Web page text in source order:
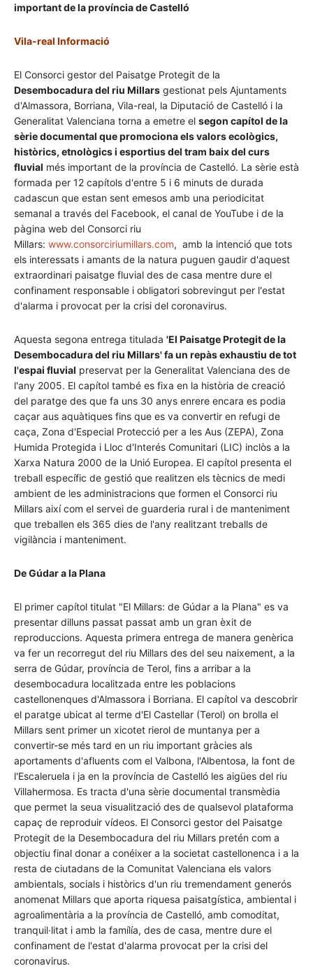
important de la província de Castelló
Vila-real Informació
El Consorci gestor del Paisatge Protegit de la
Desembocadura del riu Millars gestionat pels Ajuntaments
d'Almassora, Borriana, Vila-real, la Diputació de Castelló i la
Generalitat Valenciana torna a emetre el segon capítol de la
sèrie documental que promociona els valors ecològics,
històrics, etnològics i esportius del tram baix del curs
fluvial més important de la província de Castelló. La sèrie està
formada per 12 capítols d'entre 5 i 6 minuts de durada
cadascun que estan sent emesos amb una periodicitat
semanal a través del Facebook, el canal de YouTube i de la
pàgina web del Consorci riu
Millars: www.consorciriumillars.com, amb la intenció que tots
els interessats i amants de la natura puguen gaudir d'aquest
extraordinari paisatge fluvial des de casa mentre dure el
confinament responsable i obligatori sobrevingut per l'estat
d'alarma i provocat per la crisi del coronavirus.
Aquesta segona entrega titulada 'El Paisatge Protegit de la
Desembocadura del riu Millars' fa un repàs exhaustiu de tot
l'espai fluvial preservat per la Generalitat Valenciana des de
l'any 2005. El capítol també es fixa en la història de creació
del paratge des que fa uns 30 anys enrere encara es podia
caçar aus aquàtiques fins que es va convertir en refugi de
caça, Zona d'Especial Protecció per a les Aus (ZEPA), Zona
Humida Protegida i Lloc d'Interés Comunitari (LIC) inclòs a la
Xarxa Natura 2000 de la Unió Europea. El capítol presenta el
treball específic de gestió que realitzen els tècnics de medi
ambient de les administracions que formen el Consorci riu
Millars així com el servei de guarderia rural i de manteniment
que treballen els 365 dies de l'any realitzant treballs de
vigilància i manteniment.
De Gúdar a la Plana
El primer capítol titulat "El Millars: de Gúdar a la Plana" es va
presentar dilluns passat passat amb un gran èxit de
reproduccions. Aquesta primera entrega de manera genèrica
va fer un recorregut del riu Millars des del seu naixement, a la
serra de Gúdar, província de Terol, fins a arribar a la
desembocadura localitzada entre les poblacions
castellonenques d'Almassora i Borriana. El capítol va descobrir
el paratge ubicat al terme d'El Castellar (Terol) on brolla el
Millars sent primer un xicotet rierol de muntanya per a
convertir-se més tard en un riu important gràcies als
aportaments d'afluents com el Valbona, l'Albentosa, la font de
l'Escaleruela i ja en la província de Castelló les aigües del riu
Villahermosa. Es tracta d'una sèrie documental transmèdia
que permet la seua visualització des de qualsevol plataforma
capaç de reproduir vídeos. El Consorci gestor del Paisatge
Protegit de la Desembocadura del riu Millars pretén com a
objectiu final donar a conéixer a la societat castellonenca i a la
resta de ciutadans de la Comunitat Valenciana els valors
ambientals, socials i històrics d'un riu tremendament generós
anomenat Millars que aporta riquesa paisatgística, ambiental i
agroalimentària a la província de Castelló, amb comoditat,
tranquil·litat i amb la famílía, des de casa, mentre dure el
confinament de l'estat d'alarma provocat per la crisi del
coronavirus.